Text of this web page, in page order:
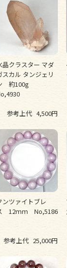
晶クラスター マダ
スカル タンジェリ
約100g
参考上代 4,500円
ンツァイトブレ
12ｍｍ No,5186
参考上代 25,000円